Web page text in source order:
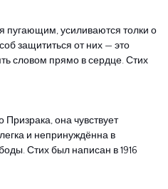
пугающим, усиливаются толки о
защититься от них — это
словом прямо в сердце. Стих
Призрака, она чувствует
и непринуждённа в
Стих был написан в 1916